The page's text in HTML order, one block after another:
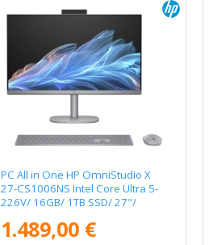
PC All in One HP OmniStudio X
27-CS1006NS Intel Core Ultra 5-
226V/ 16GB/ 1TB SSD/ 27"/
1.489,00 €